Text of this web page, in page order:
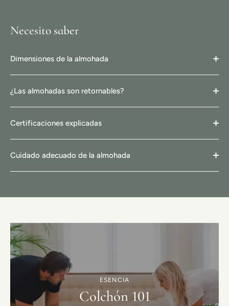
Necesito saber
Dimensiones de la almohada
¿Las almohadas son retornables?
Certificaciones explicadas
Cuidado adecuado de la almohada
ESENCIA
Colchón 101